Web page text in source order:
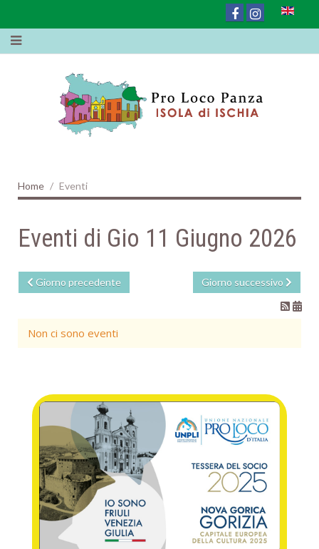
Home Eventi
Eventi di Gio 11 Giugno 2026
Giorno precedente Giorno successivo
Non ci sono eventi